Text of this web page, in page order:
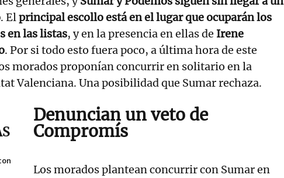
. Elprincipal escollo está en el lugar que ocuparán los
en las listas, y en la presencia en ellas de Irene
. Por si todo esto fuera poco, a última hora de este
morados proponían concurrir en solitario en la
Valenciana. Una posibilidad que Sumar rechaza.
Denuncian un veto de
Compromís
Los morados plantean concurrir con Sumar en